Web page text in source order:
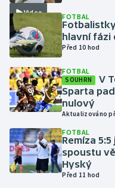
Krasobruslení
Lezení
Lyže a snowboard
Moderní pětiboj
Motorsport
Olympijské hry
Video FOTBAL
hlavní fázi
Před 10 hod
FOTBAL
SOUHRN
V
Sparta
nulový
Aktualizováno
FOTBAL
Remíza
spoustu
Hyský
Před 11 hod